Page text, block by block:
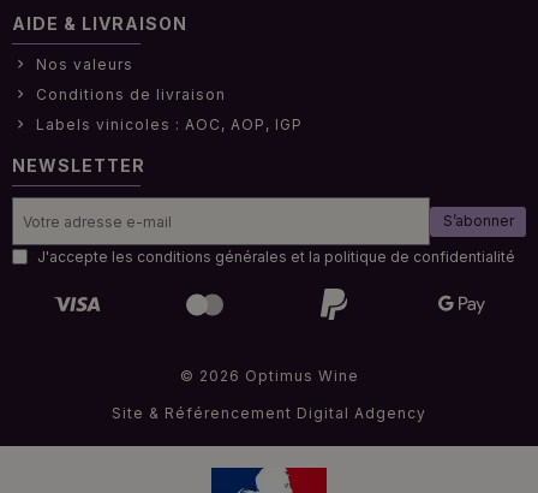
AIDE & LIVRAISON
Nos valeurs
Conditions de livraison
Labels vinicoles : AOC, AOP, IGP
NEWSLETTER
S’abonner
J'accepte les conditions générales et la politique de confidentialité
© 2026 Optimus Wine
Site & Référencement Digital Adgency